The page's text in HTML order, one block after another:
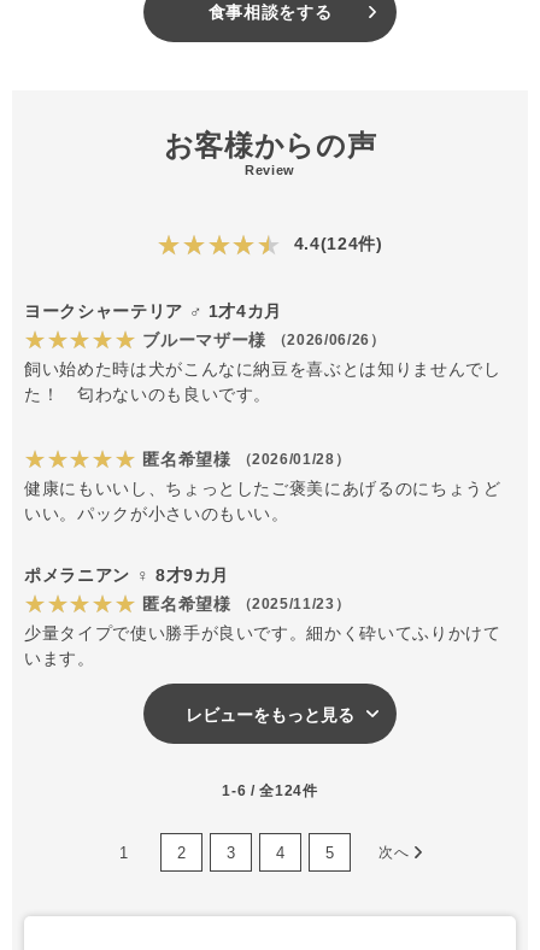
食事相談をする
お客様からの声
Review
★★★★★ 4.4(124件)
ヨークシャーテリア ♂ 1才4カ月
★★★★★ ブルーマザー様 （2026/06/26）
飼い始めた時は犬がこんなに納豆を喜ぶとは知りませんでし
た！ 匂わないのも良いです。
★★★★★ 匿名希望様 （2026/01/28）
健康にもいいし、ちょっとしたご褒美にあげるのにちょうど
いい。パックが小さいのもいい。
ポメラニアン ♀ 8才9カ月
★★★★★ 匿名希望様 （2025/11/23）
少量タイプで使い勝手が良いです。細かく砕いてふりかけて
います。
レビューをもっと見る
1-6 / 全124件
1 2 3 4 5 次へ